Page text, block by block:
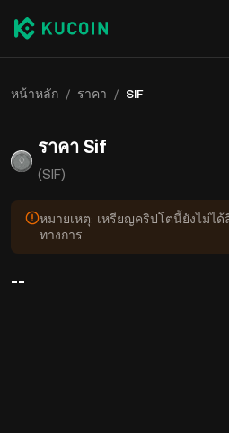
หน้าหลัก / ราคา / SIF
ราคา Sif
(SIF)
หมายเหตุ: เหรียญคริปโตนี้ยังไม่ไ
ทางการ
--